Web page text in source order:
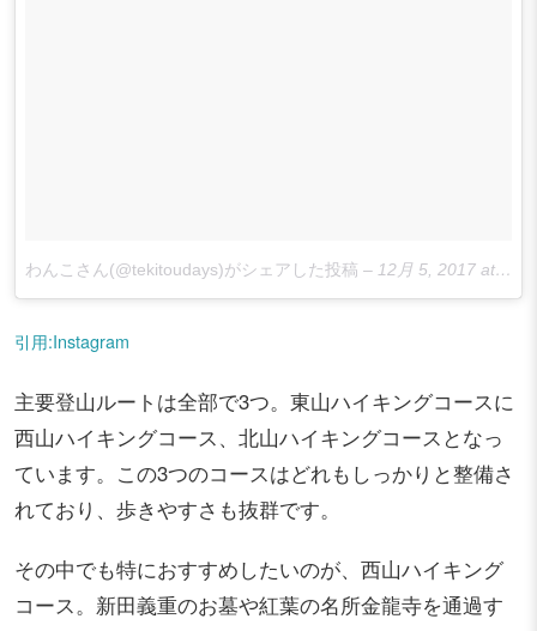
わんこさん(@tekitoudays)がシェアした投稿 – 12月 5, 2017 at 2:49午後 PST
引用:Instagram
主要登山ルートは全部で3つ。東山ハイキングコースに
西山ハイキングコース、北山ハイキングコースとなっ
ています。この3つのコースはどれもしっかりと整備さ
れており、歩きやすさも抜群です。
その中でも特におすすめしたいのが、西山ハイキング
コース。新田義重のお墓や紅葉の名所金龍寺を通過す